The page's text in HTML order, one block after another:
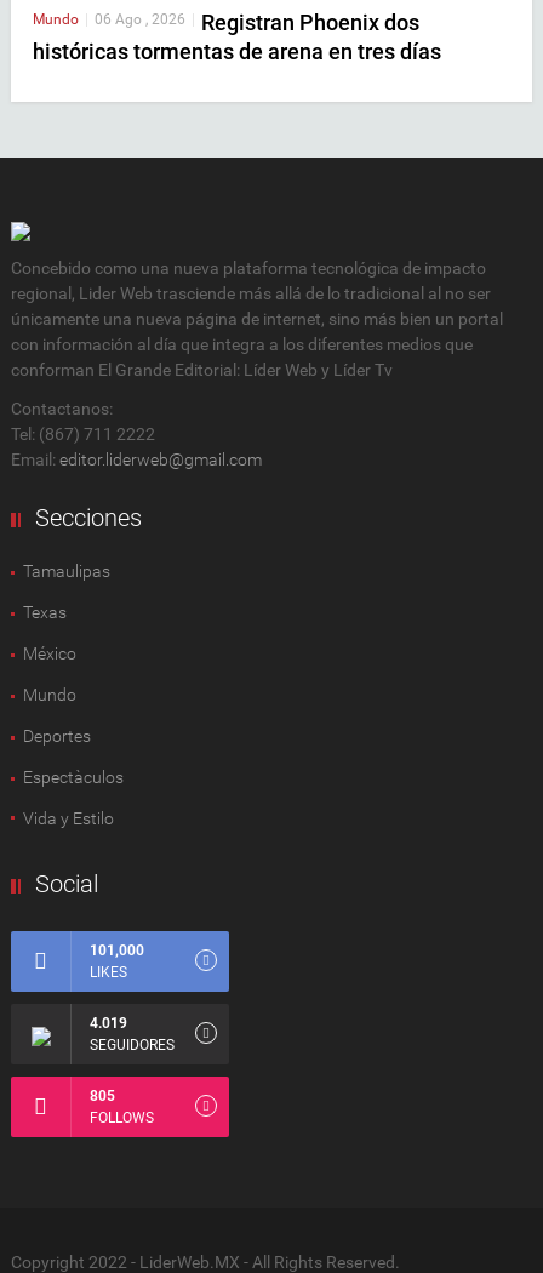
Mundo 06 Ago , 2026
Registran Phoenix dos
históricas tormentas de arena en tres días
Concebido como una nueva plataforma tecnológica de impacto
regional, Lider Web trasciende más allá de lo tradicional al no ser
únicamente una nueva página de internet, sino más bien un portal
con información al día que integra a los diferentes medios que
conforman El Grande Editorial: Líder Web y Líder Tv
Contactanos:
Tel: (867) 711 2222
Email: editor.liderweb@gmail.com
Secciones
Tamaulipas
Texas
México
Mundo
Deportes
Espectàculos
Vida y Estilo
Social
101,000
LIKES
4.019
SEGUIDORES
805
FOLLOWS
Copyright 2022 - LiderWeb.MX - All Rights Reserved.